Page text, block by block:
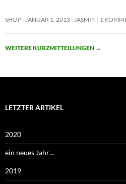
SHOP JANUAR 1, 2013 JASMIN 1
WEITERE KURZMITTEILUNGEN →
LETZTER ARTIKEL
2020
ein neues Jahr…
2019